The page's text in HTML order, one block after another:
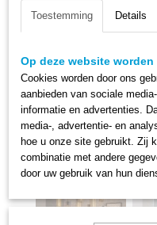
Toestemming Details
Op deze website
Cookies worden door ons
aanbieden van sociale
informatie en advertenties.
media-, advertentie- en
hoe u onze site gebruikt. Zij
combinatie met andere
door uw gebruik van hun